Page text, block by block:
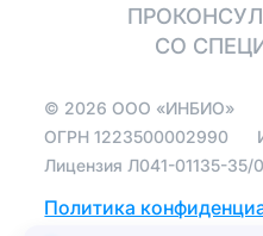
Протезирование
имплантация зубов
на 4 имплантах
Зуботехническая
лаборатория
СО
© 2026 ООО «ИНБИО»
ОГРН1223500002990
Лицензия Л041-01135-35/
Политика